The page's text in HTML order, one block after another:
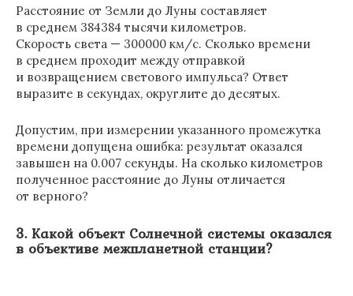
Расстояние от Земли до Луны составляет
в среднем 384384 тысячи километров.
Скорость света — 300000 км/с. Сколько времени
в среднем проходит между отправкой
и возвращением светового импульса? Ответ
выразите в секундах, округлите до десятых.
Допустим, при измерении указанного промежутка
времени допущена ошибка: результат оказался
завышен на 0.007 секунды. На сколько километров
полученное расстояние до Луны отличается
от верного?
3. Какой объект Солнечной системы оказался
в объективе межпланетной станции?